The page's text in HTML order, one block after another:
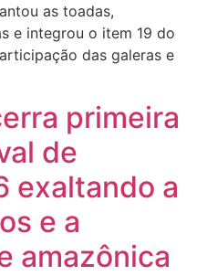
as toadas,
e integrou o item 19 do
das galeras e
primeira
de
exaltando a
e a
amazônica